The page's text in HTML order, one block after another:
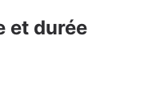
et durée